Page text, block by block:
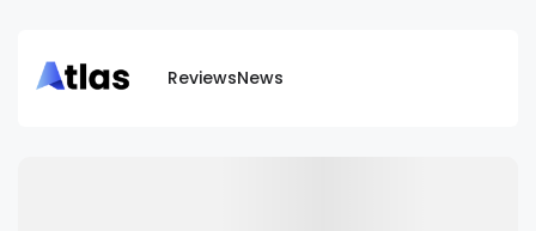
ReviewsNews